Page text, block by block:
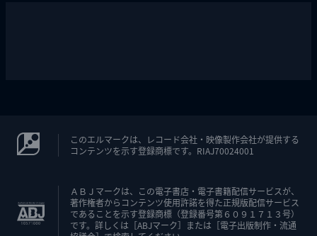
このエルマークは、レコード会社・映像製作会社が提供する
コンテンツを示す登録商標です。RIAJ70024001
ＡＢＪマークは、この電子書店・電子書籍配信サービスが、
著作権者からコンテンツ使用許諾を得た正規版配信サービス
であることを示す登録商標（登録番号第６０９１７１３号）
です。詳しくは［ABJマーク］または［電子出版制作・流通